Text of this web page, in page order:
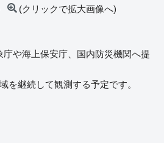
(クリックで拡大画像へ)
や海上保安庁、国内防災機関へ提
を継続して観測する予定です。